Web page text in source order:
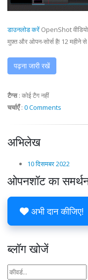
डाउनलोड करें OpenShot
मुफ़्त और ओपन-सोर्स है! 12 महीने
पढ़ना जारी रखें
टैग्स: कोई टैग नहीं
चर्चाएँ: 0 Comments
अभिलेख
10 दिसमबर 2022
ओपनशॉट का
अभी दान कीजिए!
ब्लॉग खोजें